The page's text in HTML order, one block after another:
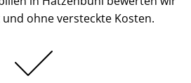
ohne versteckte Kosten.